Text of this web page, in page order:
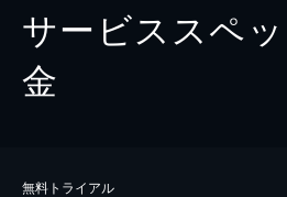
サービススペ
金
無料トライアル